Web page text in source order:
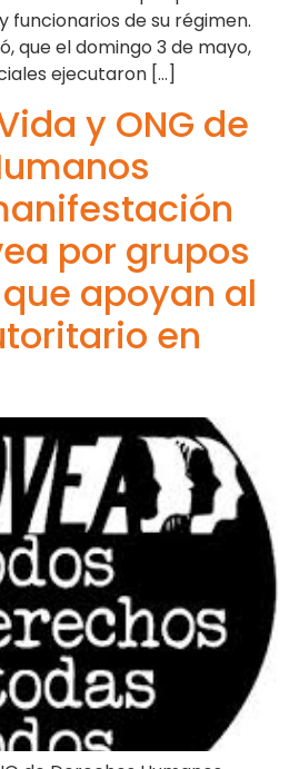
funcionarios de su régimen.
que el domingo 3 de mayo,
ejecutaron […]
y ONG de
por grupos
apoyan al
en